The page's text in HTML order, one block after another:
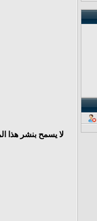
لا يسمح بنشر هذا